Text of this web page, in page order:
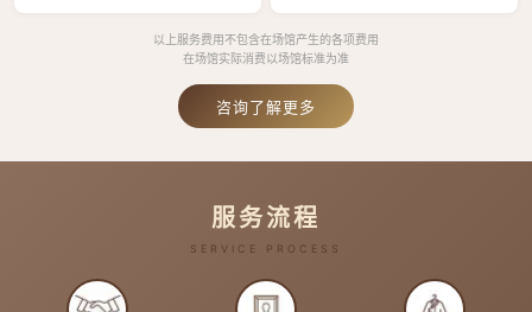
以上服务费用不包含在场馆产生的各项费用
在场馆实际消费以场馆标准为准
咨询了解更多
服务流程
SERVICE PROCESS